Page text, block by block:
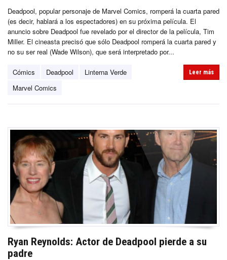
Deadpool, popular personaje de Marvel Comics, romperá la cuarta pared
(es decir, hablará a los espectadores) en su próxima película. El
anuncio sobre Deadpool fue revelado por el director de la película, Tim
Miller. El cineasta precisó que sólo Deadpool romperá la cuarta pared y
no su ser real (Wade Wilson), que será interpretado por...
Cómics Deadpool
Linterna Verde
Marvel Comics
Leer más
Ryan Reynolds: Actor de Deadpool pierde a su
padre